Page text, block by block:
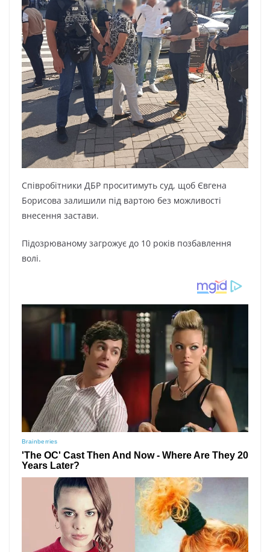
Співробітники ДБР проситимуть суд, щоб Євгена
Борисова залишили під вартою без можливості
внесення застави.
Підозрюваному загрожує до 10 років позбавлення
волі.